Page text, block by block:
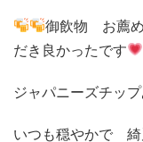
御飲物 お薦
だき良かったです
ジャパニーズチッ
いつも穏やかで 綺